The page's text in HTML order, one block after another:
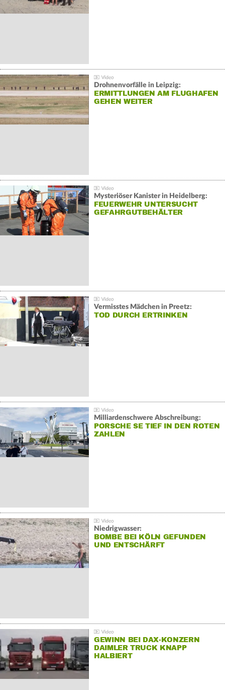
Drohnenvorfälle in Leipzig:
ERMITTLUNGEN AM FLUGHAFEN
GEHEN WEITER
Mysteriöser Kanister in Heidelberg:
FEUERWEHR UNTERSUCHT
GEFAHRGUTBEHÄLTER
Vermisstes Mädchen in Preetz:
TOD DURCH ERTRINKEN
Milliardenschwere Abschreibung:
PORSCHE SE TIEF IN DEN ROTEN
ZAHLEN
Niedrigwasser:
BOMBE BEI KÖLN GEFUNDEN
UND ENTSCHÄRFT
GEWINN BEI DAX-KONZERN
DAIMLER TRUCK KNAPP
HALBIERT